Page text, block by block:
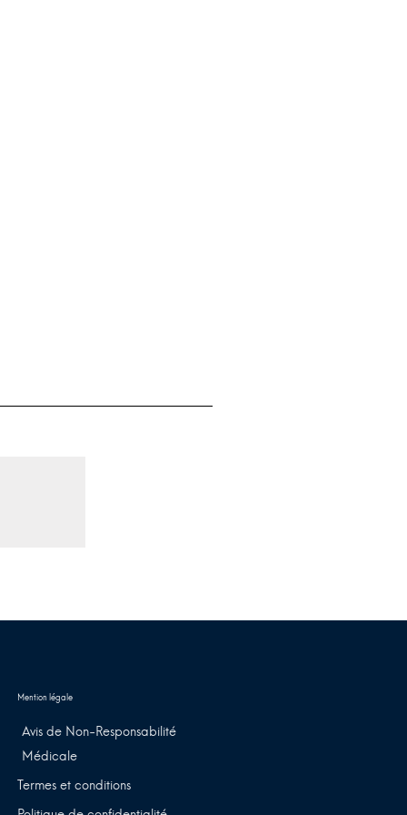
Avis de Non-Responsabilité
Médicale
Termes et conditions